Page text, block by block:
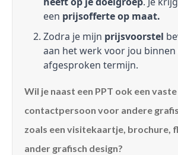
een prijsofferte op maat.
Zodra je mijn prijsvoorstel
aan het werk voor jou binnen
afgesproken termijn.
Wil je naast een PPT ook een vaste
contactpersoon voor andere
zoals een visitekaartje, brochure,
ander grafisch design?